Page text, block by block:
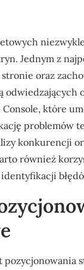
Jednym z
oraz
które
problemów
konkurencji
również